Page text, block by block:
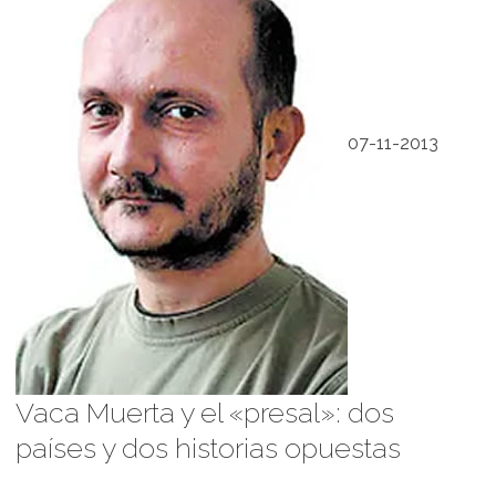
07-11-2013
Vaca Muerta y el «presal»: dos
países y dos historias opuestas